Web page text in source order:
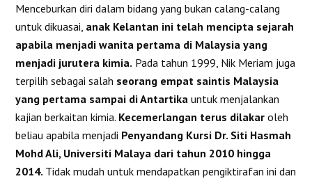
Menceburkan diri dalam bidang yang bukan calang-calang
untuk dikuasai, anak Kelantan ini telah mencipta sejarah
apabila menjadi wanita pertama di Malaysia yang
menjadi jurutera kimia. Pada tahun 1999, Nik Meriam juga
terpilih sebagai salah seorang empat saintis Malaysia
yang pertama sampai di Antartika untuk menjalankan
kajian berkaitan kimia. Kecemerlangan terus dilakaroleh
beliau apabila menjadi Penyandang Kursi Dr. Siti Hasmah
Mohd Ali, Universiti Malaya dari tahun 2010 hingga
2014. Tidak mudah untuk mendapatkan pengiktirafan ini dan